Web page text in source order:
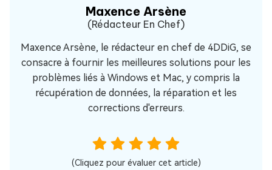
Maxence Arsène
(Rédacteur En Chef)
Maxence Arsène, le rédacteur en chef de 4DDiG, se
consacre à fournir les meilleures solutions pour les
problèmes liés à Windows et Mac, y compris la
récupération de données, la réparation et les
corrections d'erreurs.
(Cliquez pour évaluer cet article)